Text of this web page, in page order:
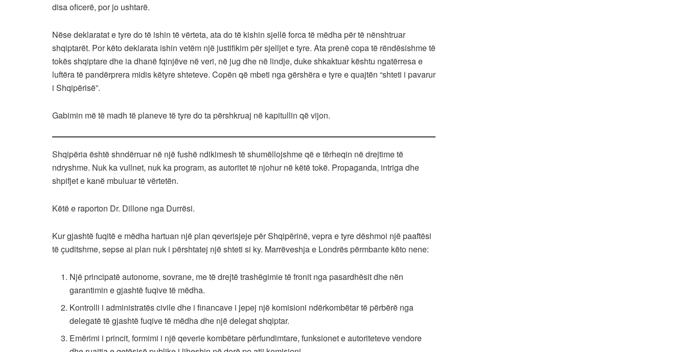
disa oficerë, por jo ushtarë.
Nëse deklaratat e tyre do të ishin të vërteta, ata do të kishin sjellë forca të mëdha për të nënshtruar
shqiptarët. Por këto deklarata ishin vetëm një justifikim për sjelljet e tyre. Ata prenë copa të rëndësishme të
tokës shqiptare dhe ia dhanë fqinjëve në veri, në jug dhe në lindje, duke shkaktuar kështu ngatërresa e
luftëra të pandërprera midis këtyre shteteve. Copën që mbeti nga gërshëra e tyre e quajtën “shteti i pavarur
i Shqipërisë”.
Gabimin më të madh të planeve të tyre do ta përshkruaj në kapitullin që vijon.
Shqipëria është shndërruar në një fushë ndikimesh të shumëllojshme që e tërheqin në drejtime të
ndryshme. Nuk ka vullnet, nuk ka program, as autoritet të njohur në këtë tokë. Propaganda, intriga dhe
shpifjet e kanë mbuluar të vërtetën.
Këtë e raporton Dr. Dillone nga Durrësi.
Kur gjashtë fuqitë e mëdha hartuan një plan qeverisjeje për Shqipërinë, vepra e tyre dëshmoi një paaftësi
të çuditshme, sepse ai plan nuk i përshtatej një shteti si ky. Marrëveshja e Londrës përmbante këto nene:
Një principatë autonome, sovrane, me të drejtë trashëgimie të fronit nga pasardhësit dhe nën
garantimin e gjashtë fuqive të mëdha.
Kontrolli i administratës civile dhe i financave i jepej një komisioni ndërkombëtar të përbërë nga
delegatë të gjashtë fuqive të mëdha dhe një delegat shqiptar.
Emërimi i princit, formimi i një qeverie kombëtare përfundimtare, funksionet e autoriteteve vendore